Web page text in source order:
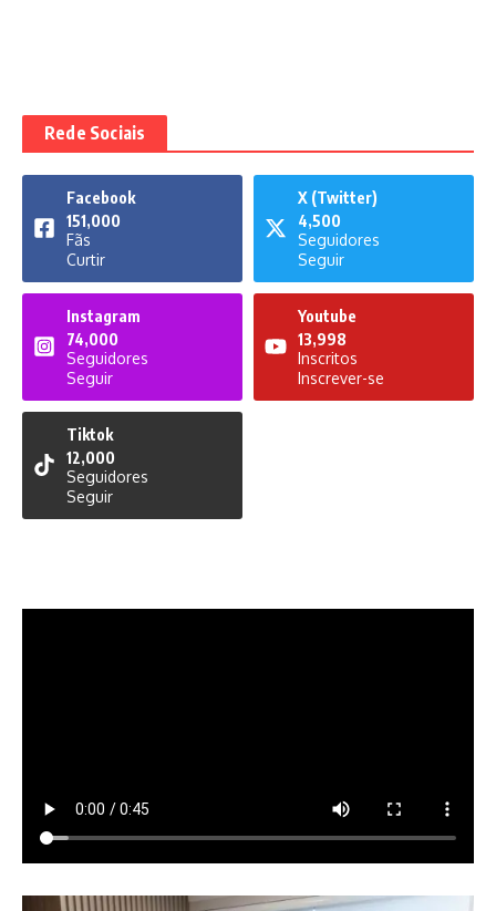
Rede Sociais
Facebook
151,000
Fãs
Curtir
X (Twitter)
4,500
Seguidores
Seguir
Instagram
74,000
Seguidores
Seguir
Youtube
13,998
Inscritos
Inscrever-se
Tiktok
12,000
Seguidores
Seguir